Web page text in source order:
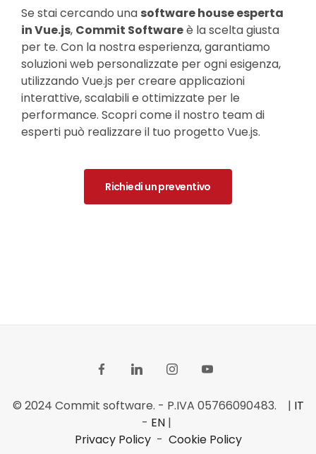
Se stai cercando una software house esperta
in Vue.js, Commit Softwareè la scelta giusta
per te. Con la nostra esperienza, garantiamo
soluzioni web personalizzate per ogni esigenza,
utilizzando Vue.js per creare applicazioni
interattive, scalabili e ottimizzate per le
performance. Scopri come il nostro team di
esperti può realizzare il tuo progetto Vue.js.
Richiedi un preventivo
© 2024 Commit software. - P.IVA 05766090483. | IT
- EN |
Privacy Policy- Cookie Policy